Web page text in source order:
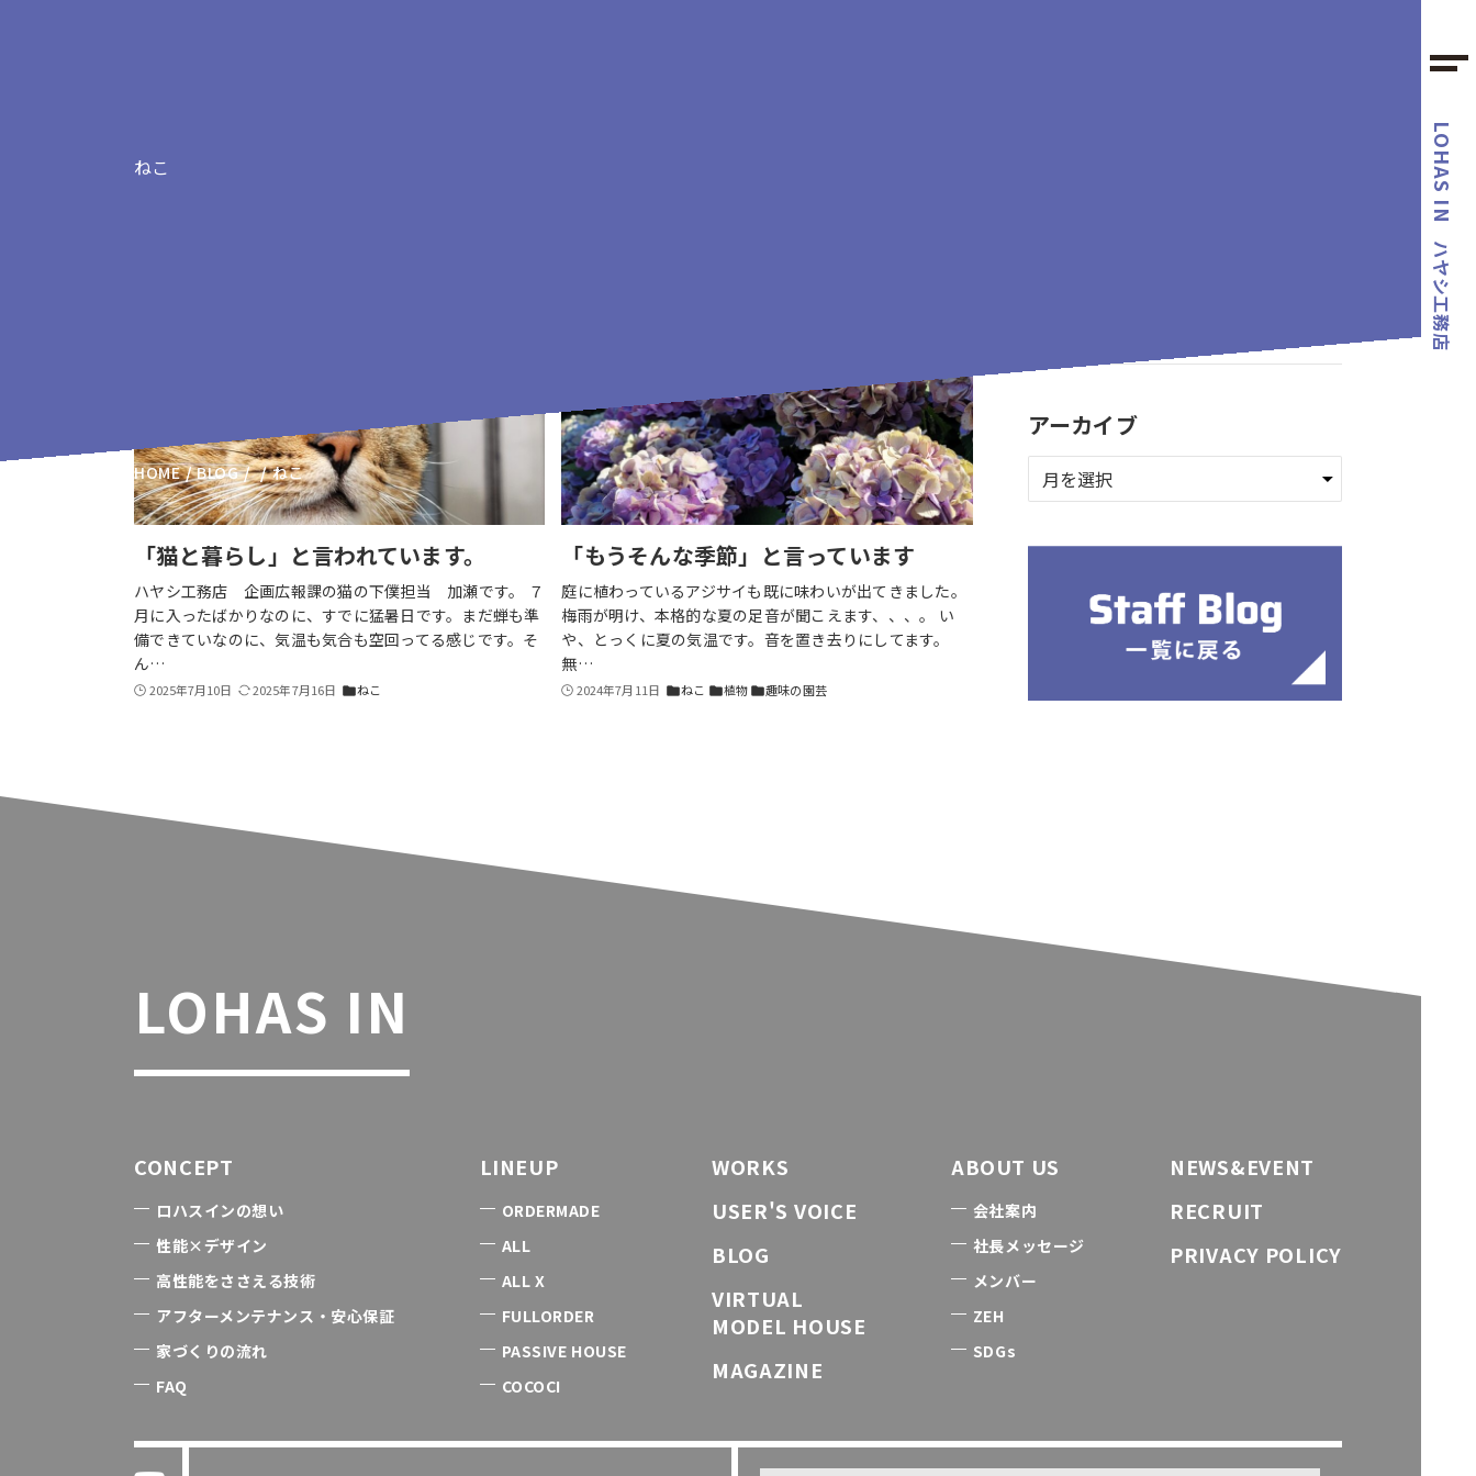
LOHAS IN
ハヤシ工務店
ねこ
HOME BLOG ねこ
「猫と暮らし」と言われています。
ハヤシ工務店 企画広報課の猫の下僕担当 加瀬です。 ７
月に入ったばかりなのに、すでに猛暑日です。まだ蝉も準
備できていなのに、気温も気合も空回ってる感じです。そ
ん…
2025年7月10日 2025年7月16日 folderねこ
「もうそんな季節」と言っています
庭に植わっているアジサイも既に味わいが出てきました。
梅雨が明け、本格的な夏の足音が聞こえます、、、。 い
や、とっくに夏の気温です。音を置き去りにしてます。
無…
2024年7月11日 folderねこ folder植物 folder趣味の園芸
アーカイブ
LOHAS IN
CONCEPT
ロハスインの想い
性能×デザイン
高性能をささえる技術
アフターメンテナンス・安心保証
家づくりの流れ
FAQ
LINEUP
ORDERMADE
ALL
ALL X
FULLORDER
PASSIVE HOUSE
COCOCI
WORKS
USER'S VOICE
BLOG
VIRTUAL
MODEL HOUSE
MAGAZINE
ABOUT US
会社案内
社長メッセージ
メンバー
ZEH
SDGs
NEWS&EVENT
RECRUIT
PRIVACY POLICY